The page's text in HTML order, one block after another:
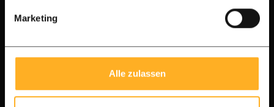
Marketing
Alle zulassen